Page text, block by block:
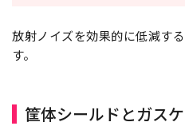
放射ノイズを効果的に低減す
す。
筐体シールドとガス